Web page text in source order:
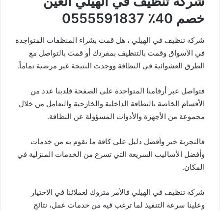
خصم 40٪ 0555591837
شركة تنظيف في الهيلي ، هل قمت بشراء المنظفات المتواجدة
في الأسواق وقمت بالتنظيف بمفردك أو قمت بالتواصل مع
الطرق العشوائية في النظافة ووجدت النتيجة غير مرضية تماماً.
فتواصل عبر أرقامنا المتواجدة على الصفحة فلدينا عدد من
الأقسام الخاصة بالنظافة الداخلية والخارجية والتعامل من خلال
مجموعة من الأجهزة والأدوات المسؤولة عن النظافة.
فالتجربة خير وأفضل دليل على كافة ما نقوم به من خدمات
وأفضل الأساليب السريعة التي تسرع من الخدمات المنزلية في
المكان.
شركة تنظيف في الهيلي فالأمر متروك لعملائنا في الاختيار
وعلينا سرعة التنفيذ لما ترغب فيه من خدمات عمل، نتائج